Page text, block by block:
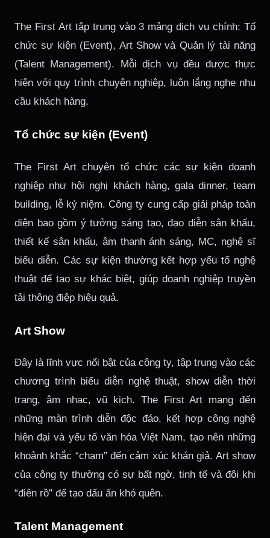
The First Art tập trung vào 3 mảng dịch vụ chính: Tổ
chức sự kiện (Event), Art Show và Quản lý tài năng
(Talent Management). Mỗi dịch vụ đều được thực
hiện với quy trình chuyên nghiệp, luôn lắng nghe nhu
cầu khách hàng.
Tổ chức sự kiện (Event)
The First Art chuyên tổ chức các sự kiện doanh
nghiệp như hội nghị khách hàng, gala dinner, team
building, lễ kỷ niệm. Công ty cung cấp giải pháp toàn
diện bao gồm ý tưởng sáng tạo, đạo diễn sân khấu,
thiết kế sân khấu, âm thanh ánh sáng, MC, nghệ sĩ
biểu diễn. Các sự kiện thường kết hợp yếu tố nghệ
thuật để tạo sự khác biệt, giúp doanh nghiệp truyền
tải thông điệp hiệu quả.
Art Show
Đây là lĩnh vực nổi bật của công ty, tập trung vào các
chương trình biểu diễn nghệ thuật, show diễn thời
trang, âm nhạc, vũ kịch. The First Art mang đến
những màn trình diễn độc đáo, kết hợp công nghệ
hiện đại và yếu tố văn hóa Việt Nam, tạo nên những
khoảnh khắc “chạm” đến cảm xúc khán giả. Art show
của công ty thường có sự bất ngờ, tinh tế và đôi khi
“điên rồ” để tạo dấu ấn khó quên.
Talent Management